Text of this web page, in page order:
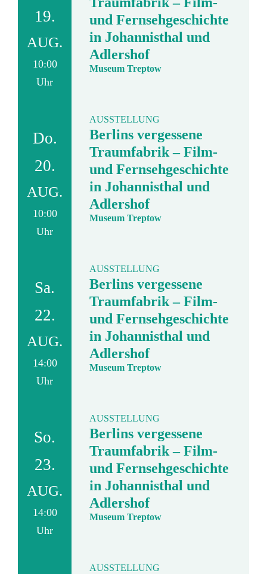
19.
AUG.
10:00
Uhr
und Fernsehgeschichte
in Johannisthal und
Adlershof
Museum Treptow
Do.
20.
AUG.
10:00
Uhr
AUSSTELLUNG
Berlins vergessene
Traumfabrik – Film-
und Fernsehgeschichte
in Johannisthal und
Adlershof
Museum Treptow
Sa.
22.
AUG.
14:00
Uhr
AUSSTELLUNG
Berlins vergessene
Traumfabrik – Film-
und Fernsehgeschichte
in Johannisthal und
Adlershof
Museum Treptow
So.
23.
AUG.
14:00
Uhr
AUSSTELLUNG
Berlins vergessene
Traumfabrik – Film-
und Fernsehgeschichte
in Johannisthal und
Adlershof
Museum Treptow
AUSSTELLUNG